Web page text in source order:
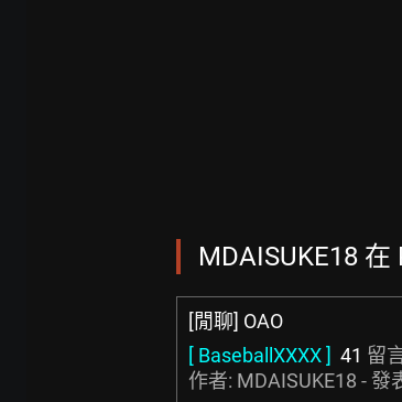
MDAISUKE18
[閒聊] OAO
[ BaseballXXXX ] 41 留
作者: MDAISUKE18 - 發